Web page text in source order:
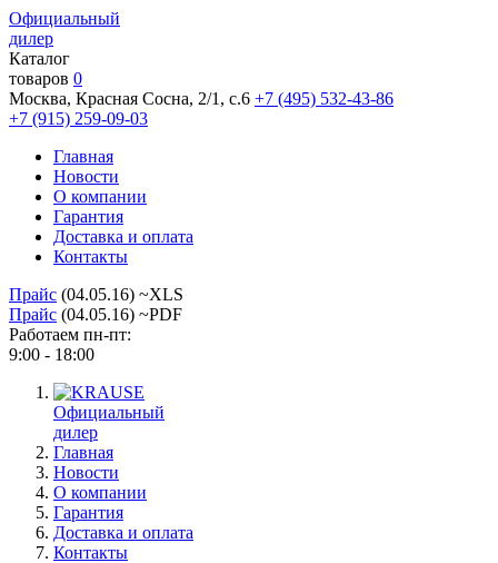
Официальный
дилер
Каталог
товаров 0
Москва, Красная Сосна, 2/1, с.6 +7 (495) 532-43-86
+7 (915) 259-09-03
Главная
Новости
О компании
Гарантия
Доставка и оплата
Контакты
Прайс (04.05.16) ~XLS
Прайс (04.05.16) ~PDF
Работаем пн-пт:
9:00 - 18:00
Официальный
дилер
Главная
Новости
О компании
Гарантия
Доставка и оплата
Контакты